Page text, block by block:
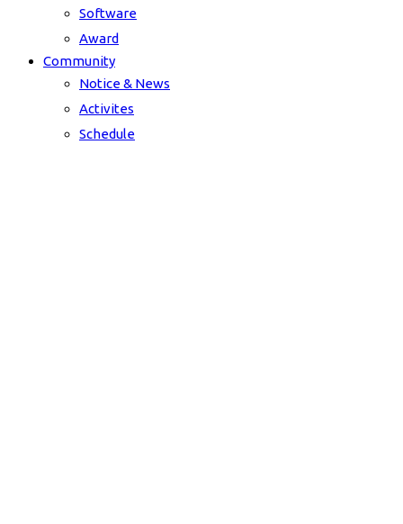
Software
Award
Community
Notice & News
Activites
Schedule